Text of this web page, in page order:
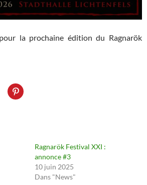
la prochaine édition du Ragnarök
Ragnarök Festival XXI :
annonce #3
10 juin 2025
Dans "News"